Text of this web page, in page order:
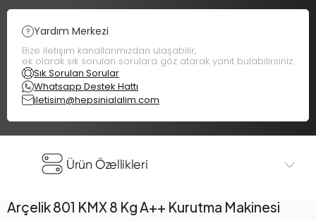
Yardım Merkezi
Bize iletişim kanallarımızdan ulaşabilir,
ek olarak sık sorulan sorulara göz atarak yanıt bulabilirsiniz.
Sık Sorulan Sorular
Whatsapp Destek Hattı
iletisim@hepsinialalim.com
Ürün Özellikleri
Arçelik 801 KMX 8 Kg A++ Kurutma Makinesi